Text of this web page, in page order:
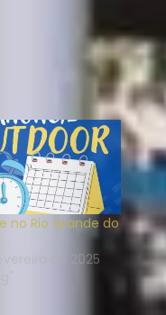
no Rio Grande do
de 2025